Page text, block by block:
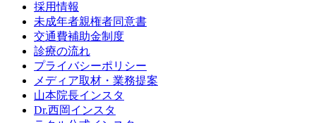
採用情報
未成年者親権者同意書
交通費補助金制度
診療の流れ
プライバシーポリシー
メディア取材・業務提案
山本院長インスタ
Dr.西岡インスタ